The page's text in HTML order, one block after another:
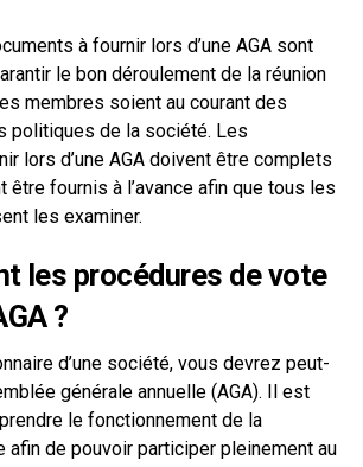
à fournir lors d’une AGA sont
le bon déroulement de la réunion
membres soient au courant des
politiques de la société. Les
lors d’une AGA doivent être complets
être fournis à l’avance afin que tous les
les examiner.
les procédures de vote
?
d’une société, vous devrez peut-
générale annuelle (AGA). Il est
le fonctionnement de la
afin de pouvoir participer pleinement au